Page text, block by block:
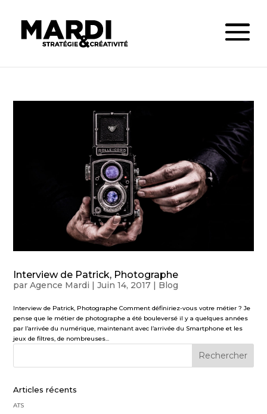
Interview de Patrick, Photographe
parAgence Mardi |Juin 14, 2017 | Blog
Interview de Patrick, Photographe Comment définiriez-vous votre métier ? Je
pense que le métier de photographe a été bouleversé il y a quelques années
par l’arrivée du numérique, maintenant avec l’arrivée du Smartphone et les
jeux de filtres, de nombreuses...
Articles récents
ATS